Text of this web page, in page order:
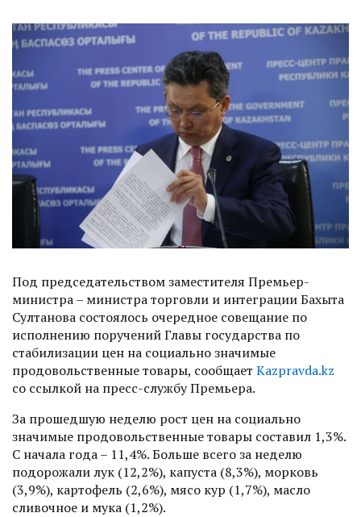
Под председательством заместителя Премьер-
министра – министра торговли и интеграции Бахыта
Султанова состоялось очередное совещание по
исполнению поручений Главы государства по
стабилизации цен на социально значимые
продовольственные товары, сообщает Kazpravda.kz
со ссылкой на пресс-службу Премьера.
За прошедшую неделю рост цен на социально
значимые продовольственные товары составил 1,3%.
С начала года – 11,4%. Больше всего за неделю
подорожали лук (12,2%), капуста (8,3%), морковь
(3,9%), картофель (2,6%), мясо кур (1,7%), масло
сливочное и мука (1,2%).